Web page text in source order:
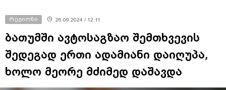
რეგიონი 26.09.2024 / 12:11
ბათუმში ავტოსაგზაო შემთხვევის
შედეგად ერთი ადამიანი დაიღუპა,
ხოლო მეორე მძიმედ დაშავდა